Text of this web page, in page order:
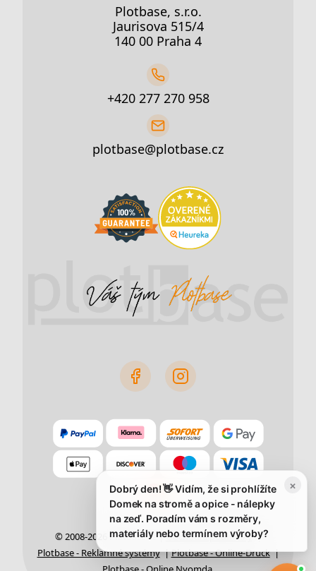
Plotbase, s.r.o.
Jaurisova 515/4
140 00 Praha 4
+420 277 270 958
plotbase@plotbase.cz
© 2008-2026 Plotbase.cz |Obchodní podmínky|
Plotbase - Reklamné systémy|Plotbase - Online-Druck|
×
Dobrý den! 👋 Vidím, že si prohlížíte
Domek na stromě a opice - nálepky
na zeď. Poradím vám s rozměry,
materiály nebo termínem výroby?